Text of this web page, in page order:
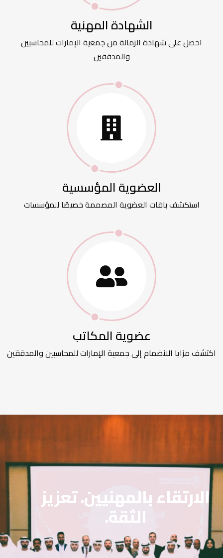
الشهادة المهنية
احصل على شهادة الزمالة من جمعية الإمارات للمحاسبين
والمدققين
العضوية المؤسسية
استكشف باقات العضوية المصممة خصيصًا للمؤسسات
عضوية المكاتب
اكتشف مزايا الانضمام إلى جمعية الإمارات للمحاسبين والمدققين
الارتقاء بالمهنيين. تعزيز
الثقة.